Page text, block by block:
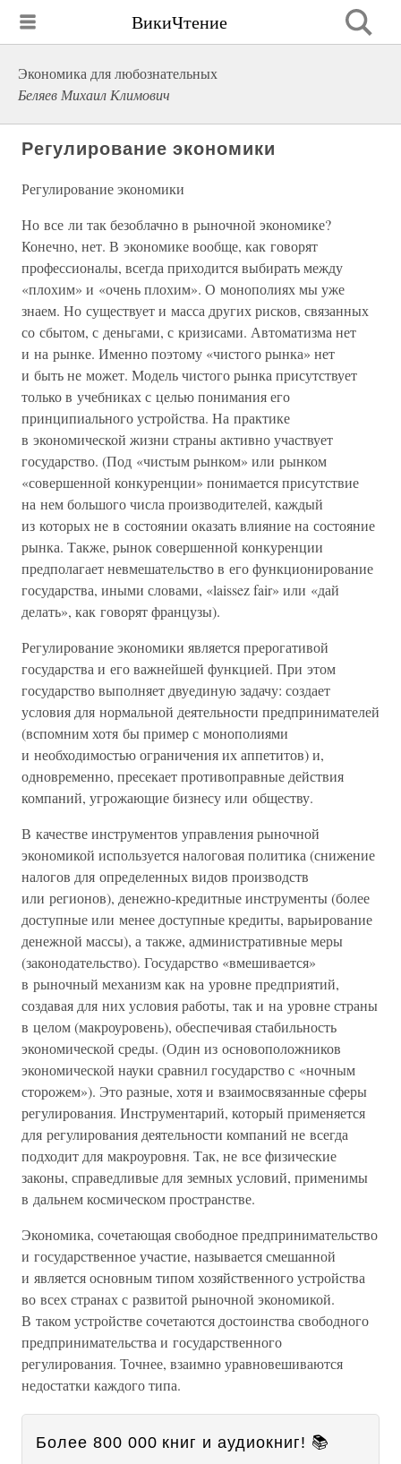
ВикиЧтение
Экономика для любознательных
Беляев Михаил Климович
Регулирование экономики
Регулирование экономики
Но все ли так безоблачно в рыночной экономике?
Конечно, нет. В экономике вообще, как говорят
профессионалы, всегда приходится выбирать между
«плохим» и «очень плохим». О монополиях мы уже
знаем. Но существует и масса других рисков, связанных
со сбытом, с деньгами, с кризисами. Автоматизма нет
и на рынке. Именно поэтому «чистого рынка» нет
и быть не может. Модель чистого рынка присутствует
только в учебниках с целью понимания его
принципиального устройства. На практике
в экономической жизни страны активно участвует
государство. (Под «чистым рынком» или рынком
«совершенной конкуренции» понимается присутствие
на нем большого числа производителей, каждый
из которых не в состоянии оказать влияние на состояние
рынка. Также, рынок совершенной конкуренции
предполагает невмешательство в его функционирование
государства, иными словами, «laissez fair» или «дай
делать», как говорят французы).
Регулирование экономики является прерогативой
государства и его важнейшей функцией. При этом
государство выполняет двуединую задачу: создает
условия для нормальной деятельности предпринимателей
(вспомним хотя бы пример с монополиями
и необходимостью ограничения их аппетитов) и,
одновременно, пресекает противоправные действия
компаний, угрожающие бизнесу или обществу.
В качестве инструментов управления рыночной
экономикой используется налоговая политика (снижение
налогов для определенных видов производств
или регионов), денежно-кредитные инструменты (более
доступные или менее доступные кредиты, варьирование
денежной массы), а также, административные меры
(законодательство). Государство «вмешивается»
в рыночный механизм как на уровне предприятий,
создавая для них условия работы, так и на уровне страны
в целом (макроуровень), обеспечивая стабильность
экономической среды. (Один из основоположников
экономической науки сравнил государство с «ночным
сторожем»). Это разные, хотя и взаимосвязанные сферы
регулирования. Инструментарий, который применяется
для регулирования деятельности компаний не всегда
подходит для макроуровня. Так, не все физические
законы, справедливые для земных условий, применимы
в дальнем космическом пространстве.
Экономика, сочетающая свободное предпринимательство
и государственное участие, называется смешанной
и является основным типом хозяйственного устройства
во всех странах с развитой рыночной экономикой.
В таком устройстве сочетаются достоинства свободного
предпринимательства и государственного
регулирования. Точнее, взаимно уравновешиваются
недостатки каждого типа.
Более 800 000 книг и аудиокниг! 📚